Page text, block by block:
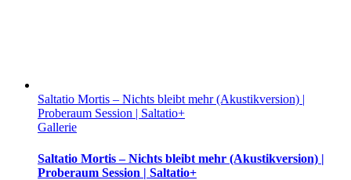
Saltatio Mortis – Nichts bleibt mehr (Akustikversion) |
Proberaum Session | Saltatio+
Gallerie
Saltatio Mortis – Nichts bleibt mehr (Akustikversion) |
Proberaum Session | Saltatio+